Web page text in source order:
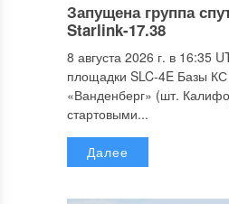
Запущена группа
Starlink-17.38
8 августа 2026 г. в 16:35
площадки SLC-4E Базы
«Ванденберг» (шт.
стартовыми...
Далее